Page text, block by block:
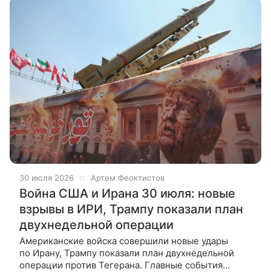
30 июля 2026 Артем Феоктистов
Война США и Ирана 30 июля: новые
взрывы в ИРИ, Трампу показали план
двухнедельной операции
Американские войска совершили новые удары
по Ирану, Трампу показали план двухнедельной
операции против Тегерана. Главные события